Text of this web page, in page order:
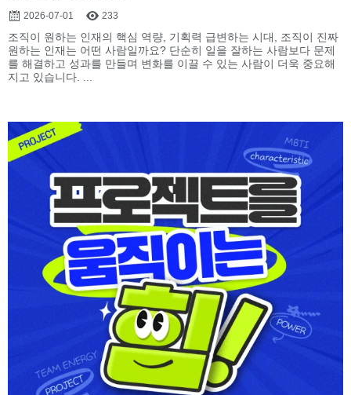
2026-07-01 233
조직이 원하는 인재의 핵심 역량, 기획력 급변하는 시대, 조직이 진짜
원하는 인재는 어떤 사람일까요? 단순히 일을 잘하는 사람보다 문제
를 해결하고 성과를 만들며 변화를 이끌 수 있는 사람이 더욱 중요해
지고 있습니다. ...